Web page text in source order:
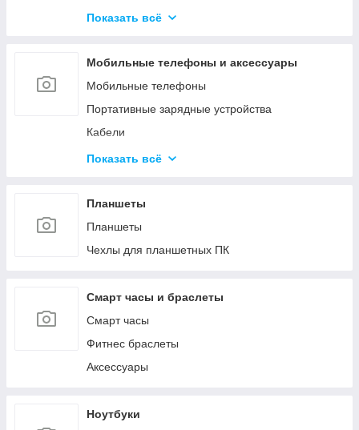
Гипохлориты
Материалы для производства газобетона и
пенобетона
Ёмкости
Средства для обслуживания КМА
Показать всё
Мобильные телефоны и аксессуары
Мобильные телефоны
Портативные зарядные устройства
Кабели
Зарядные устройства
Чехлы
Прочее
Показать всё
Планшеты
Планшеты
Чехлы для планшетных ПК
Смарт часы и браслеты
Смарт часы
Фитнес браслеты
Аксессуары
Ноутбуки